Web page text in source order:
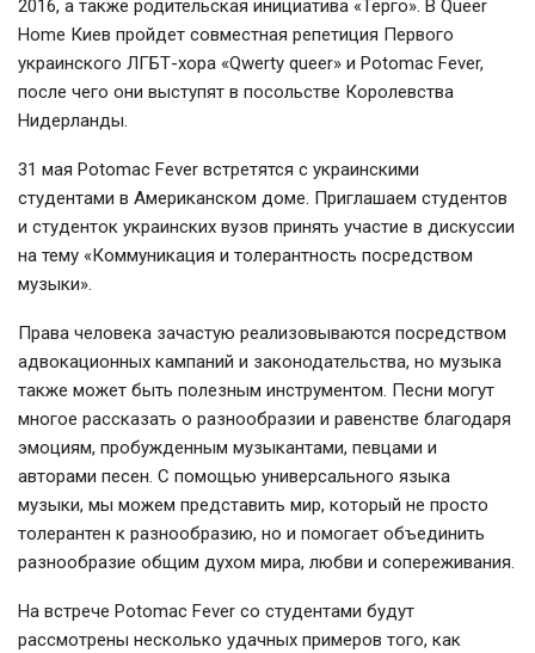
2016, а также родительская инициатива «Терго». В Queer
Home Киев пройдет совместная репетиция Первого
украинского ЛГБТ-хора «Qwerty queer» и Potomac Fever,
после чего они выступят в посольстве Королевства
Нидерланды.
31 мая Potomac Fever встретятся с украинскими
студентами в Американском доме. Приглашаем студентов
и студенток украинских вузов принять участие в дискуссии
на тему «Коммуникация и толерантность посредством
музыки».
Права человека зачастую реализовываются посредством
адвокационных кампаний и законодательства, но музыка
также может быть полезным инструментом. Песни могут
многое рассказать о разнообразии и равенстве благодаря
эмоциям, пробужденным музыкантами, певцами и
авторами песен. С помощью универсального языка
музыки, мы можем представить мир, который не просто
толерантен к разнообразию, но и помогает объединить
разнообразие общим духом мира, любви и сопереживания.
На встрече Potomac Fever со студентами будут
рассмотрены несколько удачных примеров того, как